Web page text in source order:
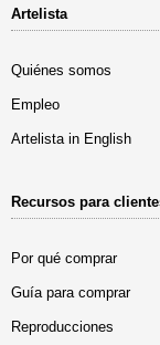
Artelista
Quiénes somos
Empleo
Artelista in English
Recursos para
Por qué comprar
Guía para comprar
Reproducciones